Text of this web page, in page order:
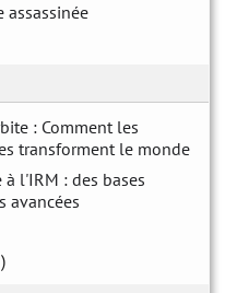
assassinée
: Comment les
transforment le monde
l'IRM : des bases
avancées